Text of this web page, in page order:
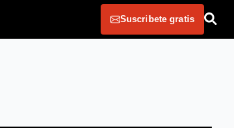
Suscribete gratis